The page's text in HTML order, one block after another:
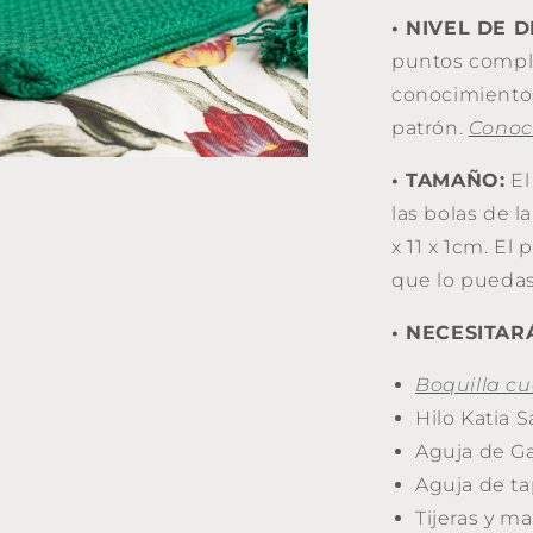
• NIVEL DE
puntos
patrón.
• TAMAÑO:
las bolas de
x 11 x 1cm.
que lo
•
Boquilla
Hilo Katia
Aguja de
Aguja de
Tijeras y